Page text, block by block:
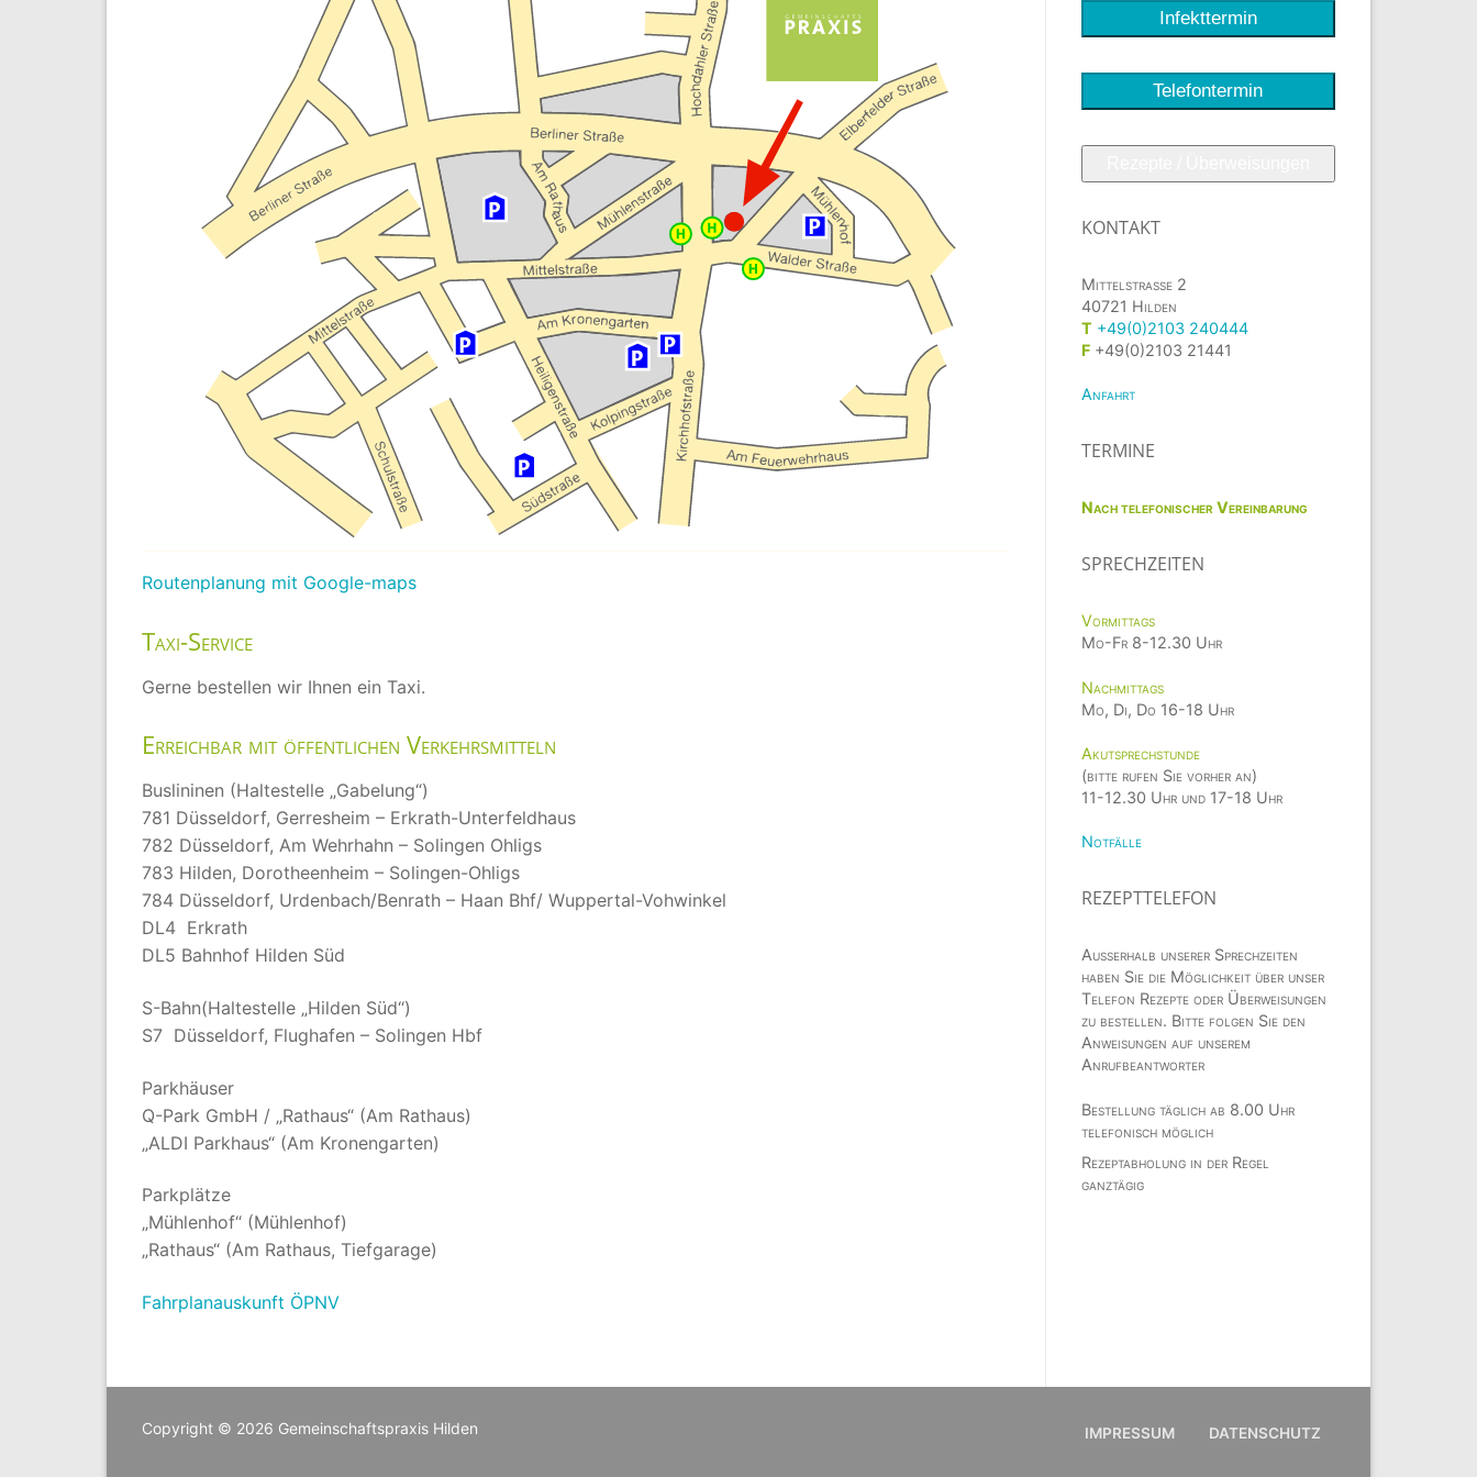
Routenplanung mit Google-maps
Taxi-Service
Gerne bestellen wir Ihnen ein Taxi.
Erreichbar mit öffentlichen Verkehrsmitteln
Buslininen (Haltestelle „Gabelung“)
781 Düsseldorf, Gerresheim – Erkrath-Unterfeldhaus
782 Düsseldorf, Am Wehrhahn – Solingen Ohligs
783 Hilden, Dorotheenheim – Solingen-Ohligs
784 Düsseldorf, Urdenbach/Benrath – Haan Bhf/ Wuppertal-Vohwinkel
DL4 Erkrath
DL5 Bahnhof Hilden Süd
S-Bahn(Haltestelle „Hilden Süd“)
S7 Düsseldorf, Flughafen – Solingen Hbf
Parkhäuser
Q-Park GmbH / „Rathaus“ (Am Rathaus)
„ALDI Parkhaus“ (Am Kronengarten)
Parkplätze
„Mühlenhof“ (Mühlenhof)
„Rathaus“ (Am Rathaus, Tiefgarage)
Fahrplanauskunft ÖPNV
Infekttermin
Telefontermin
KONTAKT
Mittelstrasse 2
40721 Hilden
T +49(0)2103 240444
F+49(0)2103 21441
Anfahrt
TERMINE
Nach telefonischer Vereinbarung
SPRECHZEITEN
Vormittags
Mo-Fr 8-12.30 Uhr
Nachmittags
Mo, Di, Do 16-18 Uhr
Akutsprechstunde
(bitte rufen Sie vorher an)
11-12.30 Uhr und 17-18 Uhr
Notfälle
REZEPTTELEFON
Außerhalb unserer Sprechzeiten
haben Sie die Möglichkeit über unser
Telefon Rezepte oder Überweisungen
zu bestellen. Bitte folgen Sie den
Anweisungen auf unserem
Anrufbeantworter
Bestellung täglich ab 8.00 Uhr
telefonisch möglich
Rezeptabholung in der Regel
ganztägig
Copyright © 2026 Gemeinschaftspraxis Hilden IMPRESSUM DATENSCHUTZ